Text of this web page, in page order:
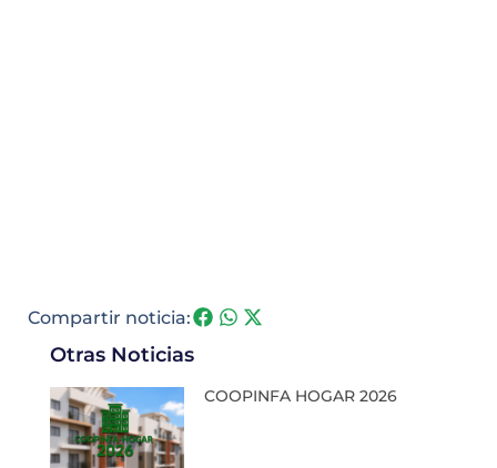
Compartir noticia:
Otras Noticias
COOPINFA HOGAR 2026